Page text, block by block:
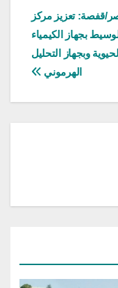
قفصة: تعزيز مركز
بجهاز الكيمياء
الحيوية وبجهاز التحليل
الهرموني